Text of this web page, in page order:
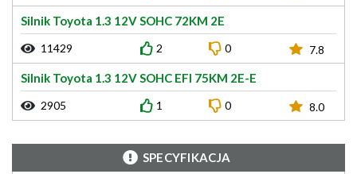
Silnik Toyota 1.3 12V SOHC 72KM 2E
11429 2 0 7.8
Silnik Toyota 1.3 12V SOHC EFI 75KM 2E-E
2905 1 0 8.0
SPECYFIKACJA